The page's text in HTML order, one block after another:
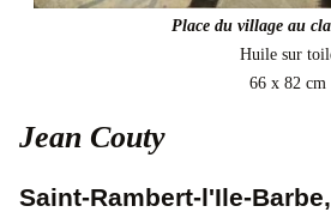
Place du village au
Huile sur
66 x 82 cm
Jean Couty
Saint-Rambert-l'Ile-